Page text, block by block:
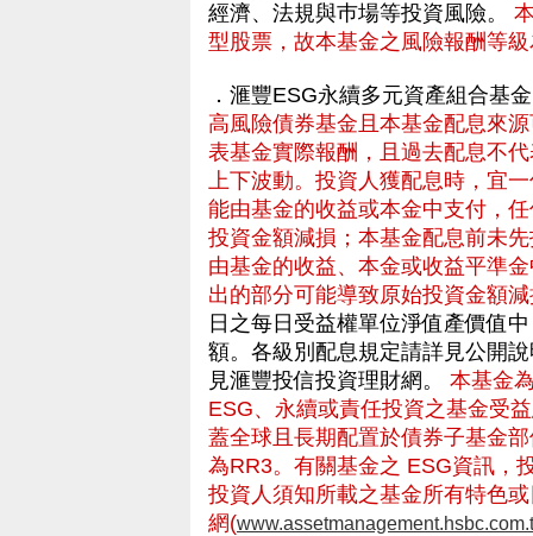
經濟、法規與巿場等投資風險。
型股票，故本基金之風險報酬等
．滙豐ESG永續多元資產組合基金
高風險債券基金且本基金配息來
表基金實際報酬，且過去配息不
上下波動。投資人獲配息時，宜
能由基金的收益或本金中支付，
投資金額減損；本基金配息前未
由基金的收益、本金或收益平準
出的部分可能導致原始投資金額
日之每日受益權單位淨值產價值
額。各級別配息規定請詳見公開
見滙豐投信投資理財網。 本基金
ESG、永續或責任投資之基金受
蓋全球且長期配置於債券子基金
為RR3。有關基金之 ESG資訊，
投資人須知所載之基金所有特色
網(